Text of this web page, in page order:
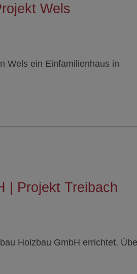
Wels
Wels ein Einfamilienhaus in
| Projekt Treibach
Holzbau GmbH errichtet.